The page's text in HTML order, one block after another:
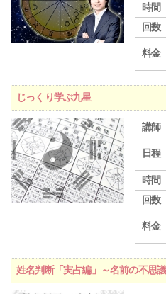
時間
回数
料金
じっくり学ぶ九星
講師
日程
時間
回数
料金
姓名判断「実占編」～名前の不思